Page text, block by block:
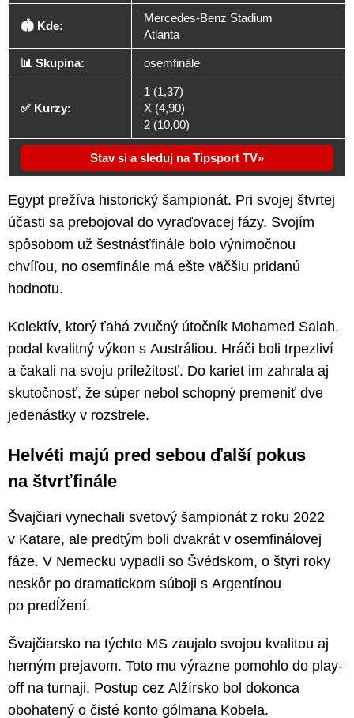
🏟️ Kde:
Mercedes-Benz Stadium
Atlanta
📊 Skupina: osemfinále
✅ Kurzy:
1 (1,37)
X (4,90)
2 (10,00)
Stav si a sleduj na Tipsport TV
Egypt prežíva historický šampionát. Pri svojej štvrtej
účasti sa prebojoval do vyraďovacej fázy. Svojím
spôsobom už šestnásťfinále bolo výnimočnou
chvíľou, no osemfinále má ešte väčšiu pridanú
hodnotu.
Kolektív, ktorý ťahá zvučný útočník Mohamed Salah,
podal kvalitný výkon s Austráliou. Hráči boli trpezliví
a čakali na svoju príležitosť. Do kariet im zahrala aj
skutočnosť, že súper nebol schopný premeniť dve
jedenástky v rozstrele.
Helvéti majú pred sebou ďalší pokus
na štvrťfinále
Švajčiari vynechali svetový šampionát z roku 2022
v Katare, ale predtým boli dvakrát v osemfinálovej
fáze. V Nemecku vypadli so Švédskom, o štyri roky
neskôr po dramatickom súboji s Argentínou
po predĺžení.
Švajčiarsko na týchto MS zaujalo svojou kvalitou aj
herným prejavom. Toto mu výrazne pomohlo do play-
off na turnaji. Postup cez Alžírsko bol dokonca
obohatený o čisté konto gólmana Kobela.